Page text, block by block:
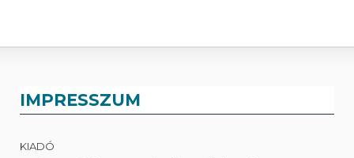
IMPRESSZUM
KIADÓ